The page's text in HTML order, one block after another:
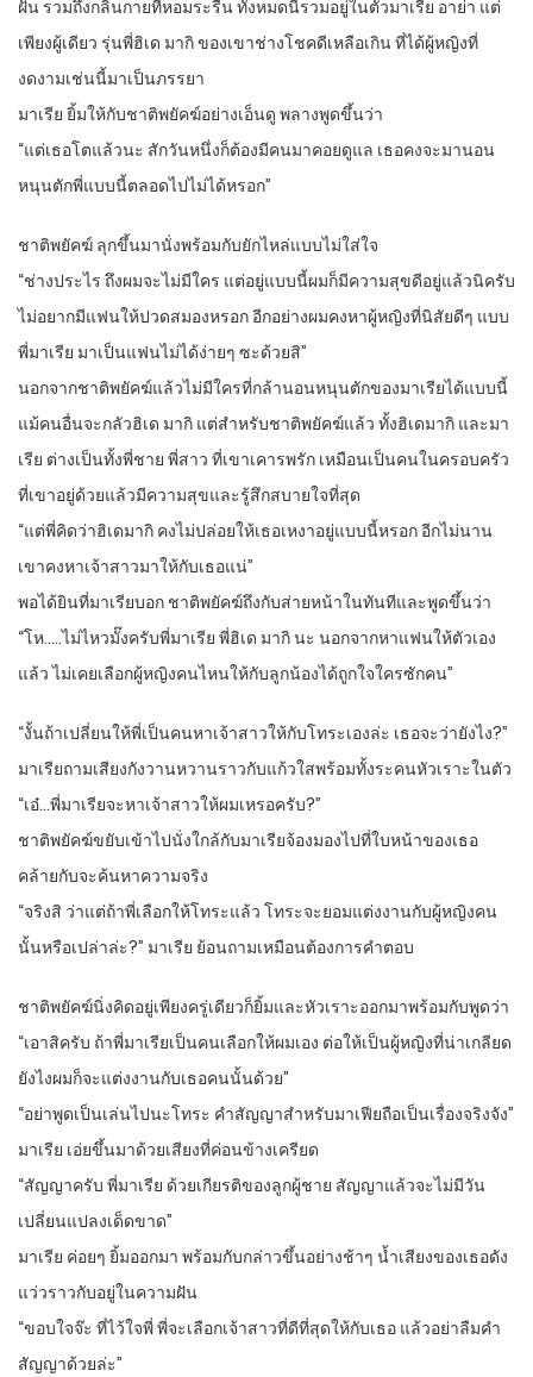
ฝัน รวมถึงกลิ่นกายที่หอมระรื่น ทั้งหมดนี้รวมอยู่ในตัวมาเรีย อาย่า แต่
เพียงผู้เดียว รุ่นพี่ฮิเด มากิ ของเขาช่างโชคดีเหลือเกิน ที่ได้ผู้หญิงที่
งดงามเช่นนี้มาเป็นภรรยา
มาเรีย ยิ้มให้กับชาติพยัคฆ์อย่างเอ็นดู พลางพูดขึ้นว่า
“แต่เธอโตแล้วนะ สักวันหนึ่งก็ต้องมีคนมาคอยดูแล เธอคงจะมานอน
หนุนตักพี่แบบนี้ตลอดไปไม่ได้หรอก”
ชาติพยัคฆ์ ลุกขึ้นมานั่งพร้อมกับยักไหล่แบบไม่ใส่ใจ
“ช่างประไร ถึงผมจะไม่มีใคร แต่อยู่แบบนี้ผมก็มีความสุขดีอยู่แล้วนิครับ
ไม่อยากมีแฟนให้ปวดสมองหรอก อีกอย่างผมคงหาผู้หญิงที่นิสัยดีๆ แบบ
พี่มาเรีย มาเป็นแฟนไม่ได้ง่ายๆ ซะด้วยสิ”
นอกจากชาติพยัคฆ์แล้วไม่มีใครที่กล้านอนหนุนตักของมาเรียได้แบบนี้
แม้คนอื่นจะกลัวฮิเด มากิ แต่สำหรับชาติพยัคฆ์แล้ว ทั้งฮิเดมากิ และมา
เรีย ต่างเป็นทั้งพี่ชาย พี่สาว ที่เขาเคารพรัก เหมือนเป็นคนในครอบครัว
ที่เขาอยู่ด้วยแล้วมีความสุขและรู้สึกสบายใจที่สุด
“แต่พี่คิดว่าฮิเดมากิ คงไม่ปล่อยให้เธอเหงาอยู่แบบนี้หรอก อีกไม่นาน
เขาคงหาเจ้าสาวมาให้กับเธอแน่”
พอได้ยินที่มาเรียบอก ชาติพยัคฆ์ถึงกับส่ายหน้าในทันทีและพูดขึ้นว่า
“โห…..ไม่ไหวมั๊งครับพี่มาเรีย พี่ฮิเด มากิ นะ นอกจากหาแฟนให้ตัวเอง
แล้ว ไม่เคยเลือกผู้หญิงคนไหนให้กับลูกน้องได้ถูกใจใครซักคน”
“งั้นถ้าเปลี่ยนให้พี่เป็นคนหาเจ้าสาวให้กับโทระเองล่ะ เธอจะว่ายังไง?”
มาเรียถามเสียงกังวานหวานราวกับแก้วใสพร้อมทั้งระคนหัวเราะในตัว
“เอ๋…พี่มาเรียจะหาเจ้าสาวให้ผมเหรอครับ?”
ชาติพยัคฆ์ขยับเข้าไปนั่งใกล้กับมาเรียจ้องมองไปที่ใบหน้าของเธอ
คล้ายกับจะค้นหาความจริง
“จริงสิ ว่าแต่ถ้าพี่เลือกให้โทระแล้ว โทระจะยอมแต่งงานกับผู้หญิงคน
นั้นหรือเปล่าล่ะ?” มาเรีย ย้อนถามเหมือนต้องการคำตอบ
ชาติพยัคฆ์นิ่งคิดอยู่เพียงครู่เดียวก็ยิ้มและหัวเราะออกมาพร้อมกับพูดว่า
“เอาสิครับ ถ้าพี่มาเรียเป็นคนเลือกให้ผมเอง ต่อให้เป็นผู้หญิงที่น่าเกลียด
ยังไงผมก็จะแต่งงานกับเธอคนนั้นด้วย”
“อย่าพูดเป็นเล่นไปนะโทระ คำสัญญาสำหรับมาเฟียถือเป็นเรื่องจริงจัง”
มาเรีย เอ่ยขึ้นมาด้วยเสียงที่ค่อนข้างเครียด
“สัญญาครับ พี่มาเรีย ด้วยเกียรติของลูกผู้ชาย สัญญาแล้วจะไม่มีวัน
เปลี่ยนแปลงเด็ดขาด”
มาเรีย ค่อยๆ ยิ้มออกมา พร้อมกับกล่าวขึ้นอย่างช้าๆ น้ำเสียงของเธอดัง
แว่วราวกับอยู่ในความฝัน
“ขอบใจจ๊ะ ที่ไว้ใจพี่ พี่จะเลือกเจ้าสาวที่ดีที่สุดให้กับเธอ แล้วอย่าลืมคำ
สัญญาด้วยล่ะ”